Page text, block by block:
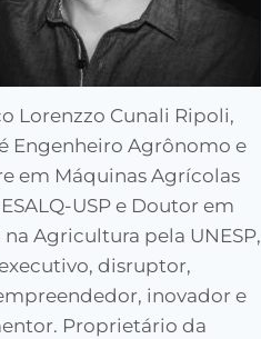
Lorenzzo Cunali Ripoli,
Engenheiro Agrônomo e
em Máquinas Agrícolas
USP e Doutor em
na Agricultura pela UNESP,
disruptor,
inovador e
Proprietário da